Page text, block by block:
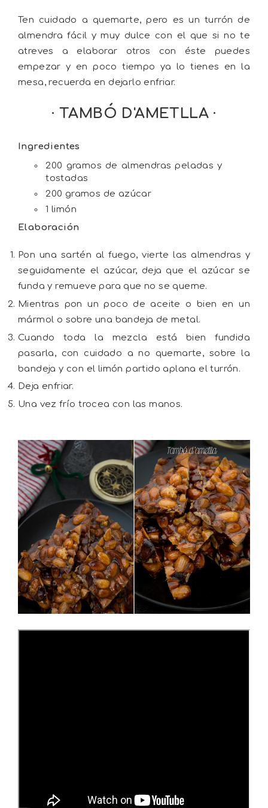
Ten cuidado a quemarte, pero es un turrón de
almendra fácil y muy dulce con el que si no te
atreves a elaborar otros con éste puedes
empezar y en poco tiempo ya lo tienes en la
mesa, recuerda en dejarlo enfriar.
· TAMBÓ D'AMETLLA ·
Ingredientes
200 gramos de almendras peladas y
tostadas
200 gramos de azúcar
1 limón
Elaboración
Pon una sartén al fuego, vierte las almendras y
seguidamente el azúcar, deja que el azúcar se
funda y remueve para que no se queme.
Mientras pon un poco de aceite o bien en un
mármol o sobre una bandeja de metal.
Cuando toda la mezcla está bien fundida
pasarla, con cuidado a no quemarte, sobre la
bandeja y con el limón partido aplana el turrón.
Deja enfriar.
Una vez frío trocea con las manos.